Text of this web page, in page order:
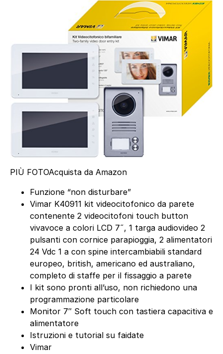
PIÙ FOTOAcquista da Amazon
Funzione “non disturbare”
Vimar K40911 kit videocitofonico da parete
contenente 2 videocitofoni touch button
vivavoce a colori LCD 7˝, 1 targa audiovideo 2
pulsanti con cornice parapioggia, 2 alimentatori
24 Vdc 1 a con spine intercambiabili standard
europeo, british, americano ed australiano,
completo di staffe per il fissaggio a parete
I kit sono pronti all’uso, non richiedono una
programmazione particolare
Monitor 7″ Soft touch con tastiera capacitiva e
alimentatore
Istruzioni e tutorial su faidate
Vimar